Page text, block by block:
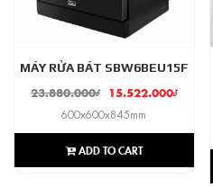
MÁY RỬA BÁT SBW6BEU15F
23.880.000₫ 15.522.000₫
600x600x845mm
ADD TO CART